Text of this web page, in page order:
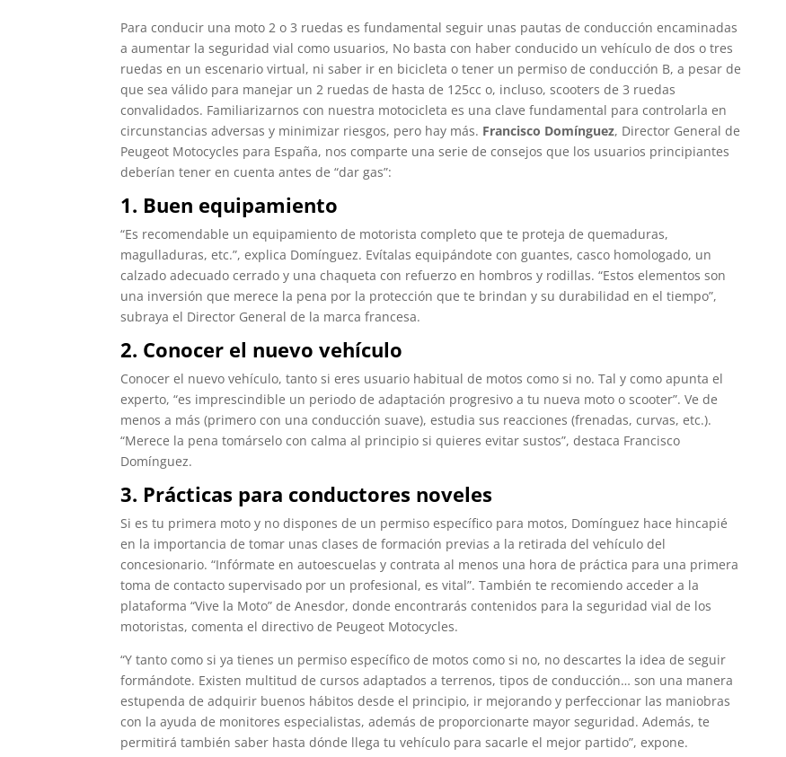
Para conducir una moto 2 o 3 ruedas es fundamental seguir unas pautas de conducción encaminadas
a aumentar la seguridad vial como usuarios, No basta con haber conducido un vehículo de dos o tres
ruedas en un escenario virtual, ni saber ir en bicicleta o tener un permiso de conducción B, a pesar de
que sea válido para manejar un 2 ruedas de hasta de 125cc o, incluso, scooters de 3 ruedas
convalidados. Familiarizarnos con nuestra motocicleta es una clave fundamental para controlarla en
circunstancias adversas y minimizar riesgos, pero hay más. Francisco Domínguez, Director General de
Peugeot Motocycles para España, nos comparte una serie de consejos que los usuarios principiantes
deberían tener en cuenta antes de “dar gas”:
1. Buen equipamiento
“Es recomendable un equipamiento de motorista completo que te proteja de quemaduras,
magulladuras, etc.”, explica Domínguez. Evítalas equipándote con guantes, casco homologado, un
calzado adecuado cerrado y una chaqueta con refuerzo en hombros y rodillas. “Estos elementos son
una inversión que merece la pena por la protección que te brindan y su durabilidad en el tiempo”,
subraya el Director General de la marca francesa.
2. Conocer el nuevo vehículo
Conocer el nuevo vehículo, tanto si eres usuario habitual de motos como si no​. Tal y como apunta el
experto, “es imprescindible un periodo de adaptación progresivo a tu nueva moto o scooter”. Ve de
menos a más (primero con una conducción suave), estudia sus reacciones (frenadas, curvas, etc.).
“Merece la pena tomárselo con calma al principio si quieres evitar sustos”, destaca Francisco
Domínguez.
3. Prácticas para conductores noveles
Si es tu primera moto y no dispones de un permiso específico para motos, Domínguez hace hincapié
en la importancia de tomar unas clases de formación previas a la retirada del vehículo del
concesionario. “Infórmate en autoescuelas y contrata al menos una hora de práctica para una primera
toma de contacto supervisado por un profesional, es vital”. También te recomiendo acceder a la
plataforma “Vive la Moto” de Anesdor, donde encontrarás contenidos para la seguridad vial de los
motoristas, comenta el directivo de Peugeot Motocycles.
“Y tanto como si ya tienes un permiso específico de motos como si no, no descartes la idea de seguir
formándote. Existen multitud de cursos adaptados a terrenos, tipos de conducción… son una manera
estupenda de adquirir buenos hábitos desde el principio, ir mejorando y perfeccionar las maniobras
con la ayuda de monitores especialistas, además de proporcionarte mayor seguridad. Además, te
permitirá también saber hasta dónde llega tu vehículo para sacarle el mejor partido”, expone.